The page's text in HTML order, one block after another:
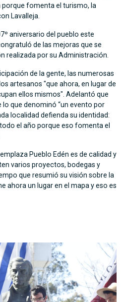
porque fomenta el turismo, la
Lavalleja.
aniversario del pueblo este
de las mejoras que se
realizada por su Administración.
de la gente, las numerosas
artesanos "que ahora, en lugar de
ellos mismos". Adelantó que
que denominó “un evento por
localidad defienda su identidad:
el año porque eso fomenta el
Pueblo Edén es de calidad y
varios proyectos, bodegas y
que resumió su visión sobre la
ahora un lugar en el mapa y eso es